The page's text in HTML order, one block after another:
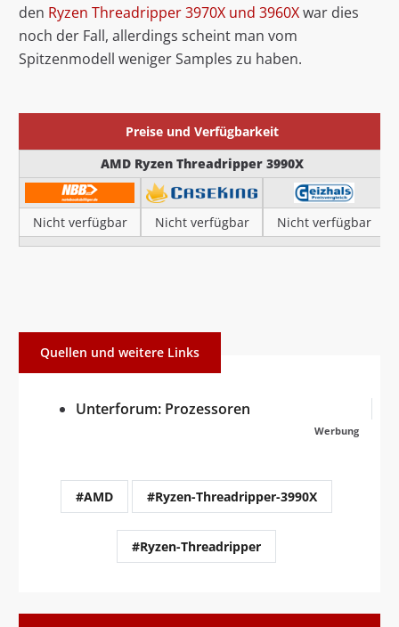
den Ryzen Threadripper 3970X und 3960Xwar dies
noch der Fall, allerdings scheint man vom
Spitzenmodell weniger Samples zu haben.
Preise und Verfügbarkeit
AMD Ryzen Threadripper 3990X
Nicht verfügbar Nicht verfügbar Nicht verfügbar
Quellen und weitere Links
Unterforum: Prozessoren
Werbung
#AMD #Ryzen-Threadripper-3990X
#Ryzen-Threadripper